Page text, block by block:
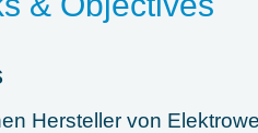
Hersteller von